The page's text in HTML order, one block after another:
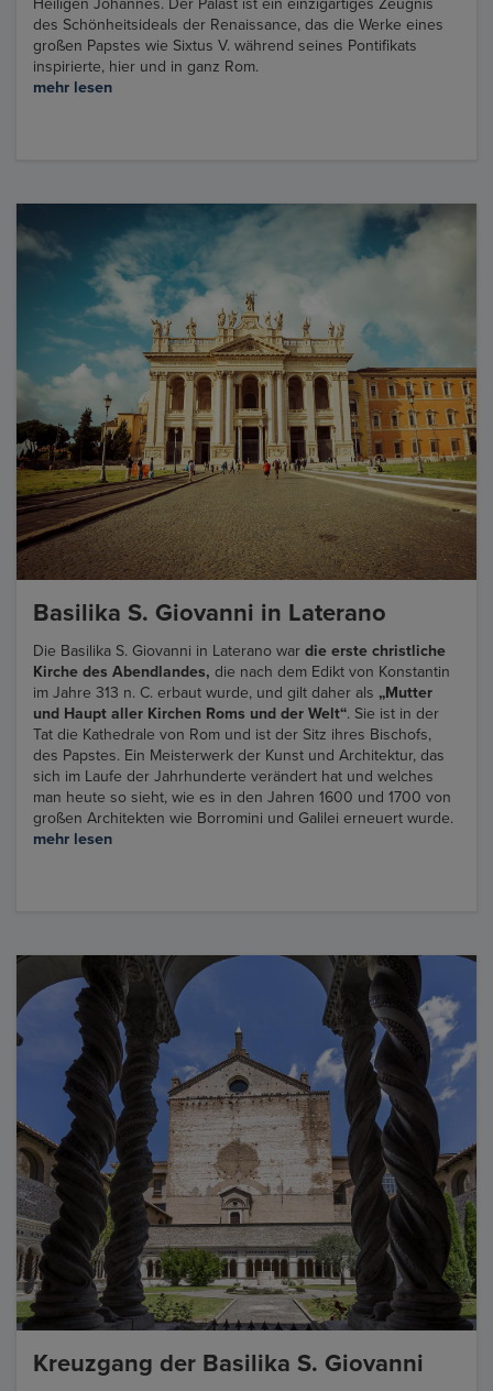
Heiligen Johannes. Der Palast ist ein einzigartiges Zeugnis
des Schönheitsideals der Renaissance, das die Werke eines
großen Papstes wie Sixtus V. während seines Pontifikats
inspirierte, hier und in ganz Rom.
mehr lesen
Basilika S. Giovanni in Laterano
Die Basilika S. Giovanni in Laterano war die erste christliche
Kirche des Abendlandes, die nach dem Edikt von Konstantin
im Jahre 313 n. C. erbaut wurde, und gilt daher als „Mutter
und Haupt aller Kirchen Roms und der Welt“. Sie ist in der
Tat die Kathedrale von Rom und ist der Sitz ihres Bischofs,
des Papstes. Ein Meisterwerk der Kunst und Architektur, das
sich im Laufe der Jahrhunderte verändert hat und welches
man heute so sieht, wie es in den Jahren 1600 und 1700 von
großen Architekten wie Borromini und Galilei erneuert wurde.
mehr lesen
Kreuzgang der Basilika S. Giovanni